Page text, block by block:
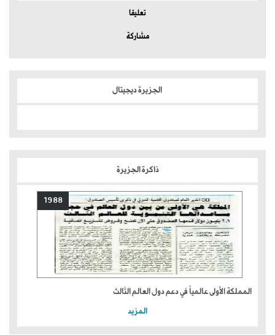
تعليقا
مشاركة
الجزيرة ديجيتال
ذاكرة الجزيرة
1988
المملكة الأولى عالمياً في دعم دول العالم الثالث
المزيد